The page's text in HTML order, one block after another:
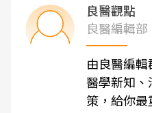
良醫觀點
良醫編輯部
由良醫編
醫學新知
策，給你最